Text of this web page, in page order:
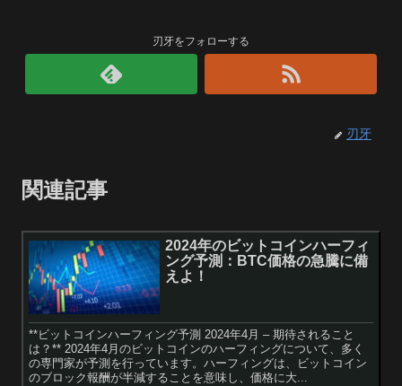
刃牙をフォローする
刃牙
関連記事
2024年のビットコインハーフィ
ング予測：BTC価格の急騰に備
えよ！
**ビットコインハーフィング予測 2024年4月 – 期待されること
は？** 2024年4月のビットコインのハーフィングについて、多く
の専門家が予測を行っています。ハーフィングは、ビットコイン
のブロック報酬が半減することを意味し、価格に大...